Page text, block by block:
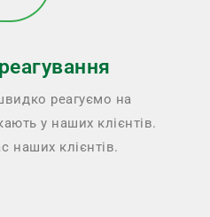
реагуємо на
у наших клієнтів.
наших клієнтів.